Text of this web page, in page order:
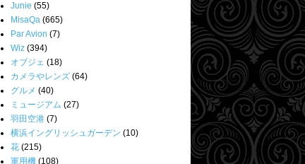
Junie (55)
MisaQa (665)
Par Avion (7)
Wiz (394)
オブジェ (18)
カメラやレンズ (64)
グルメ (40)
ミュージアム (27)
羽田空港 (7)
横浜イングリッシュガーデン (10)
花 (215)
軍用機 (108)